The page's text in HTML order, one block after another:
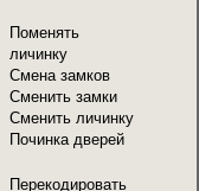
Поменять
личинку
Смена замков
Сменить замки
Сменить личинку
Починка дверей
Перекодировать